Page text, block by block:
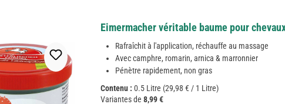
Eimermacher véritable baume pour
Rafraîchit à l'application, réchauffe au massage
Avec camphre, romarin, arnica & marronnier
Pénètre rapidement, non gras
Contenu :0.5 Litre (29,98 € / 1 Litre)
Variantes de 8,99 €